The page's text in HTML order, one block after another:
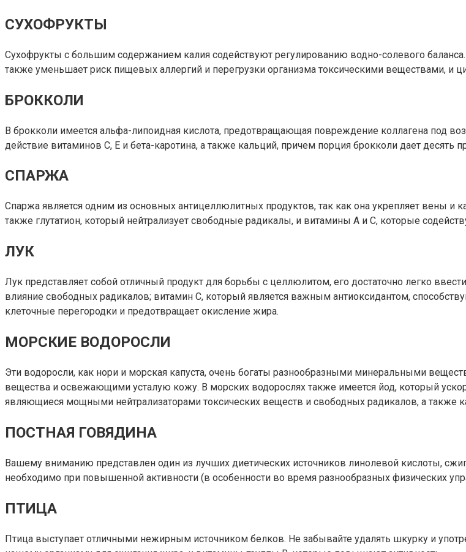
СУХОФРУКТЫ
Сухофрукты с большим содержанием калия содействуют регулированию водно-солевого баланса.
также уменьшает риск пищевых аллергий и перегрузки организма токсическими веществами, и
БРОККОЛИ
В брокколи имеется альфа-липоидная кислота, предотвращающая повреждение коллагена под
действие витаминов С, Е и бета-каротина, а также кальций, причем порция брокколи дает
СПАРЖА
Спаржа является одним из основных антицеллюлитных продуктов, так как она укрепляет вены и
также глутатион, который нейтрализует свободные радикалы, и витамины А и С, которые
ЛУК
Лук представляет собой отличный продукт для борьбы с целлюлитом, его достаточно легко
влияние свободных радикалов; витамин С, который является важным антиоксидантом,
клеточные перегородки и предотвращает окисление жира.
МОРСКИЕ ВОДОРОСЛИ
Эти водоросли, как нори и морская капуста, очень богаты разнообразными минеральными
вещества и освежающими усталую кожу. В морских водорослях также имеется йод, который
являющиеся мощными нейтрализаторами токсических веществ и свободных радикалов, а также
ПОСТНАЯ ГОВЯДИНА
Вашему вниманию представлен один из лучших диетических источников линолевой кислоты,
необходимо при повышенной активности (в особенности во время разнообразных физических
ПТИЦА
Птица выступает отличными нежирным источником белков. Не забывайте удалять шкурку и